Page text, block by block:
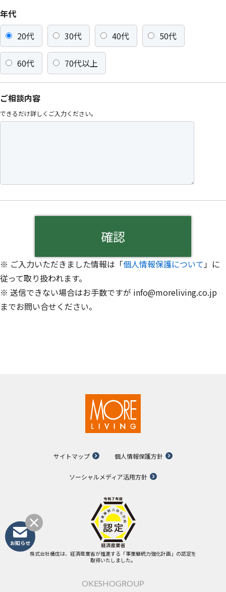
年代
20代
30代 40代 50代
60代 70代以上
ご相談内容
できるだけ詳しくご入力ください。
※ ご入力いただきました情報は「個人情報保護について」に
従って取り扱われます。
※ 送信できない場合はお手数ですが info@moreliving.co.jp
までお問い合せください。
サイトマップ 個人情報保護方針
ソーシャルメディア活用方針
株式会社桶庄は、経済産業省が推進する「事業継続力強化計画」の認定を
取得いたしました。
OKESHOGROUP
お知らせ